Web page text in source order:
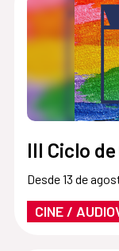
III Ciclo
Desde 13 de
CINE /